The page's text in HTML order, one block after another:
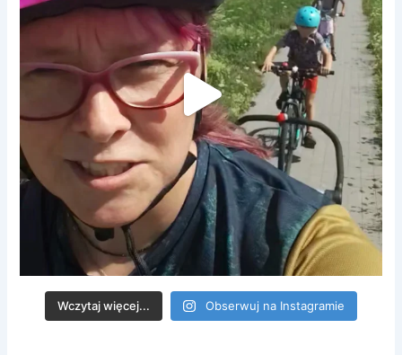
Wczytaj więcej... Obserwuj na Instagramie